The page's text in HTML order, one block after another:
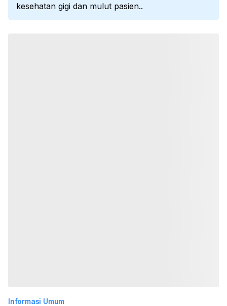
kesehatan gigi dan mulut pasien..
Informasi Umum